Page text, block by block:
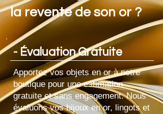
la revente de son or ?
- Évaluation Gratuite
Apportez vos objets en or à notre
boutique pour une estimation
gratuite et sans engagement. Nous
évaluons vos bijoux en or, lingots et